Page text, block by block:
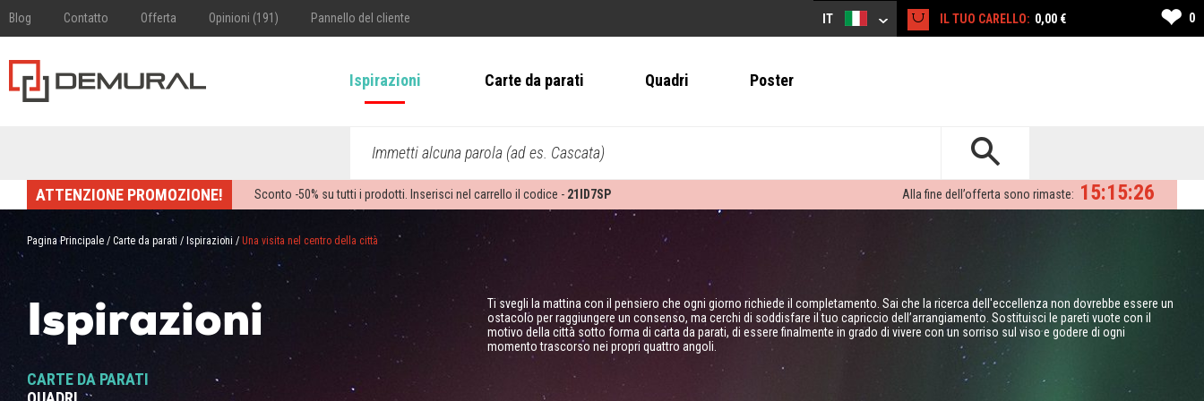
Blog Contatto Offerta Opinioni (191) Pannello del cliente IT IL TUO CARELLO: 0,00 € ❤ 0
Ispirazioni Carte da parati Quadri Poster
Immetti alcuna parola (ad es. Cascata)
ATTENZIONE PROMOZIONE! Sconto -50% su tutti i prodotti. Inserisci nel carrello il codice - 21ID7SP 15:15:25
Alla fine dell’offerta sono rimaste:
Pagina Principale / Carte da parati / Ispirazioni / Una visita nel centro della città
Ispirazioni
CARTE DA PARATI
Ti svegli la mattina con il pensiero che ogni giorno richiede il completamento. Sai che la ricerca dell'eccellenza non dovrebbe essere un
ostacolo per raggiungere un consenso, ma cerchi di soddisfare il tuo capriccio dell’arrangiamento. Sostituisci le pareti vuote con il
motivo della città sotto forma di carta da parati, di essere finalmente in grado di vivere con un sorriso sul viso e godere di ogni
momento trascorso nei propri quattro angoli.